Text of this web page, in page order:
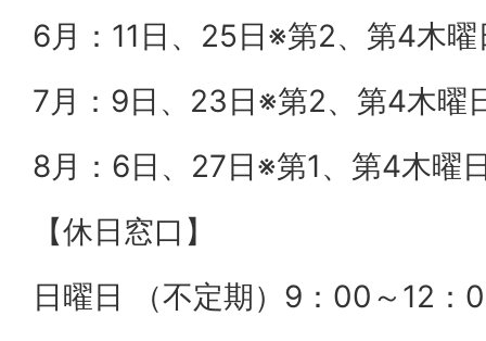
6月：11日、25日※第2、第4木曜
7月：9日、23日※第2、第4木曜
8月：6日、27日※第1、第4木曜
【休日窓口】
日曜日 （不定期）9：00～12：